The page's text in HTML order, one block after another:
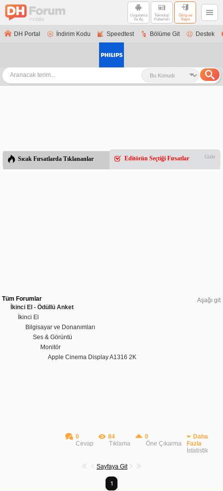
Uygulama
ile Aç
Teknoloji
Haberleri
Giriş ve
Kayıt
DH Portal İndirim Kodu Speedtest Bölüme Git Destek
Sıcak Fırsatlarda Tıklananlar Editörün Seçtiği Fırsatlar Gizle
Aşağı git
Tüm Forumlar
İkinci El - Ödüllü Anket
İkinci El
Bilgisayar ve Donanımları
Ses & Görüntü
Monitör
Apple Cinema Display A1316 2K
0
Cevap
84
Tıklama
0
Öne Çıkarma
Daha
Fazla
İstatistik
Sayfaya Git
1